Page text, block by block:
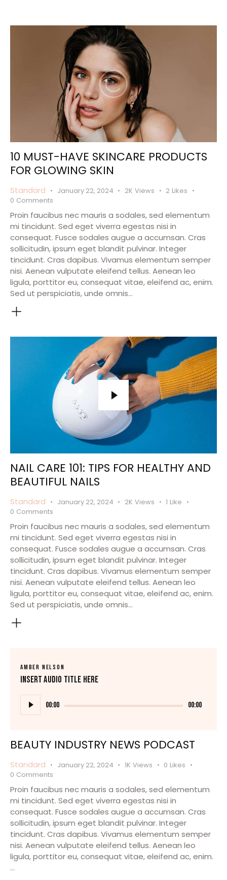
10 MUST-HAVE SKINCARE PRODUCTS
FOR GLOWING SKIN
Standard January 22, 2024 2K Views 2 Likes
0 Comments
Proin faucibus nec mauris a sodales, sed elementum
mi tincidunt. Sed eget viverra egestas nisi in
consequat. Fusce sodales augue a accumsan. Cras
sollicitudin, ipsum eget blandit pulvinar. Integer
tincidunt. Cras dapibus. Vivamus elementum semper
nisi. Aenean vulputate eleifend tellus. Aenean leo
ligula, porttitor eu, consequat vitae, eleifend ac, enim.
Sed ut perspiciatis, unde omnis…
NAIL CARE 101: TIPS FOR HEALTHY AND
BEAUTIFUL NAILS
Standard January 22, 2024 2K Views 1 Like
0 Comments
Proin faucibus nec mauris a sodales, sed elementum
mi tincidunt. Sed eget viverra egestas nisi in
consequat. Fusce sodales augue a accumsan. Cras
sollicitudin, ipsum eget blandit pulvinar. Integer
tincidunt. Cras dapibus. Vivamus elementum semper
nisi. Aenean vulputate eleifend tellus. Aenean leo
ligula, porttitor eu, consequat vitae, eleifend ac, enim.
Sed ut perspiciatis, unde omnis…
AMBER NELSON
Insert Audio Title Here
Audio
Player
00:00 00:00
BEAUTY INDUSTRY NEWS PODCAST
Standard January 22, 2024 1K Views 0 Likes
0 Comments
Proin faucibus nec mauris a sodales, sed elementum
mi tincidunt. Sed eget viverra egestas nisi in
consequat. Fusce sodales augue a accumsan. Cras
sollicitudin, ipsum eget blandit pulvinar. Integer
tincidunt. Cras dapibus. Vivamus elementum semper
nisi. Aenean vulputate eleifend tellus. Aenean leo
ligula, porttitor eu, consequat vitae, eleifend ac, enim.
…